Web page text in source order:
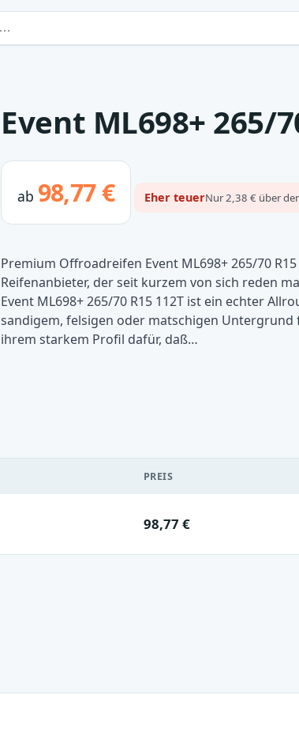
Event ML698+ 265/
ab 98,77 € Eher teuerNur 2,38 € über
Premium Offroadreifen Event ML698+ 265/70
Reifenanbieter, der seit kurzem von sich reden
Event ML698+ 265/70 R15 112T ist ein echter
sandigem, felsigen oder matschigen
ihrem starkem Profil dafür, daß…
PREIS
98,77 €